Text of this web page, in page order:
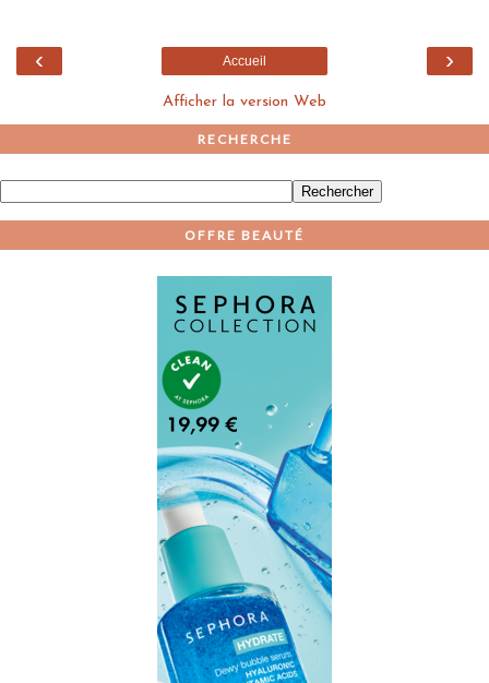
‹ ›
Accueil
Afficher la version Web
RECHERCHE
OFFRE BEAUTÉ